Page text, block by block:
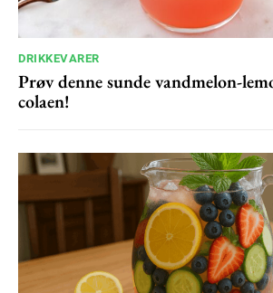
100DKK
Etiam est nibh, lobortis sit
Ut mollis pellentesque tortor
Nullam eu erat condimentum
Donec quis est ac felis
Orci varius natoque dolor
DRIKKEVARER
Prøv denne sunde vandmelon-
colaen!